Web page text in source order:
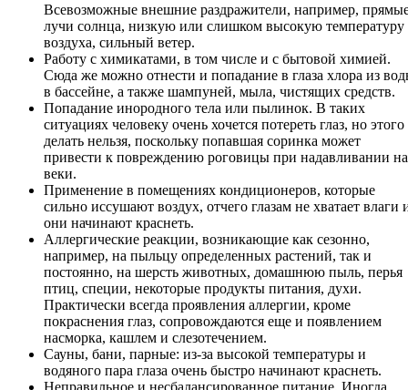
Всевозможные внешние раздражители, например,
лучи солнца, низкую или слишком высокую температуру
воздуха, сильный ветер.
Работу с химикатами, в том числе и с бытовой химией.
Сюда же можно отнести и попадание в глаза хлора из
в бассейне, а также шампуней, мыла, чистящих средств.
Попадание инородного тела или пылинок. В таких
ситуациях человеку очень хочется потереть глаз, но этого
делать нельзя, поскольку попавшая соринка может
привести к повреждению роговицы при надавливании на
веки.
Применение в помещениях кондиционеров, которые
сильно иссушают воздух, отчего глазам не хватает влаги
они начинают краснеть.
Аллергические реакции, возникающие как сезонно,
например, на пыльцу определенных растений, так и
постоянно, на шерсть животных, домашнюю пыль, перья
птиц, специи, некоторые продукты питания, духи.
Практически всегда проявления аллергии, кроме
покраснения глаз, сопровождаются еще и появлением
насморка, кашлем и слезотечением.
Сауны, бани, парные: из-за высокой температуры и
водяного пара глаза очень быстро начинают краснеть.
Неправильное и несбалансированное питание. Иногда